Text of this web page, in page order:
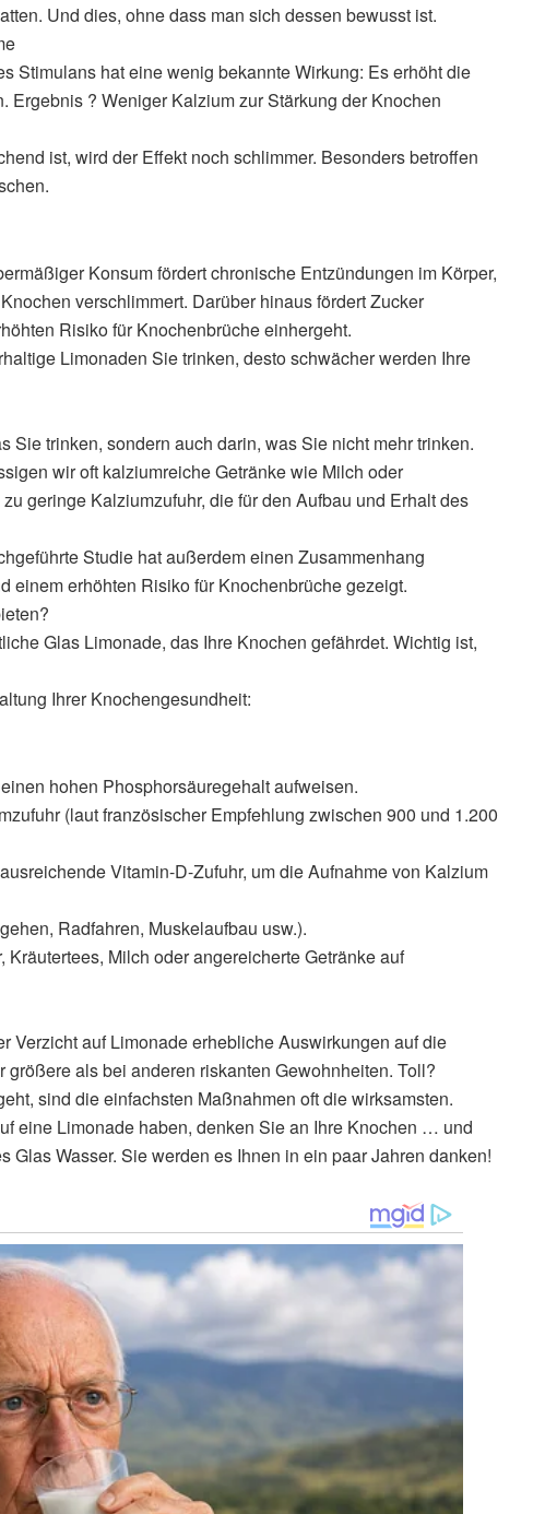
Und dies, ohne dass man sich dessen bewusst ist.
Stimulans hat eine wenig bekannte Wirkung: Es erhöht die
? Weniger Kalzium zur Stärkung der Knochen
ist, wird der Effekt noch schlimmer. Besonders betroffen
Konsum fördert chronische Entzündungen im Körper,
verschlimmert. Darüber hinaus fördert Zucker
Risiko für Knochenbrüche einhergeht.
Limonaden Sie trinken, desto schwächer werden Ihre
Sie trinken, sondern auch darin, was Sie nicht mehr trinken.
wir oft kalziumreiche Getränke wie Milch oder
geringe Kalziumzufuhr, die für den Aufbau und Erhalt des
Studie hat außerdem einen Zusammenhang
einem erhöhten Risiko für Knochenbrüche gezeigt.
Glas Limonade, das Ihre Knochen gefährdet. Wichtig ist,
Ihrer Knochengesundheit:
hohen Phosphorsäuregehalt aufweisen.
(laut französischer Empfehlung zwischen 900 und 1.200
Vitamin-D-Zufuhr, um die Aufnahme von Kalzium
Radfahren, Muskelaufbau usw.).
Milch oder angereicherte Getränke auf
Verzicht auf Limonade erhebliche Auswirkungen auf die
als bei anderen riskanten Gewohnheiten. Toll?
sind die einfachsten Maßnahmen oft die wirksamsten.
eine Limonade haben, denken Sie an Ihre Knochen … und
Glas Wasser. Sie werden es Ihnen in ein paar Jahren danken!